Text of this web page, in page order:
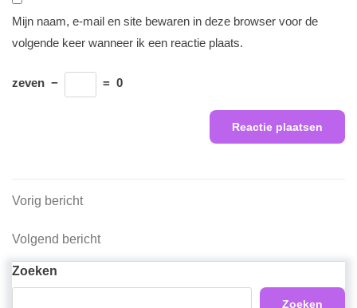
Mijn naam, e-mail en site bewaren in deze browser voor de
volgende keer wanneer ik een reactie plaats.
zeven − = 0
Berichtnavigatie
Vorig
Vorig bericht
Volgend
Volgend bericht
Zoeken
Zoeken